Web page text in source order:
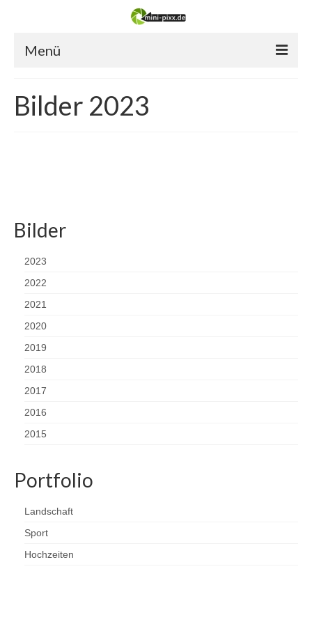
Menü
Galerie
login
Bilder 2023
Bilder
2023
2022
2021
2020
2019
2018
2017
2016
2015
Portfolio
Landschaft
Sport
Hochzeiten